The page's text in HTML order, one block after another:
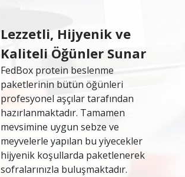
Lezzetli, Hijyenik ve
Kaliteli Öğünler Sunar
FedBox protein beslenme
paketlerinin bütün öğünleri
profesyonel aşçılar tarafından
hazırlanmaktadır. Tamamen
mevsimine uygun sebze ve
meyvelerle yapılan bu yiyecekler
hijyenik koşullarda paketlenerek
sofralarınızla buluşmaktadır.